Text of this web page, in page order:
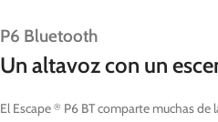
P6 Bluetooth
Un altavoz con un
El Escape ® P6 BT comparte muchas de